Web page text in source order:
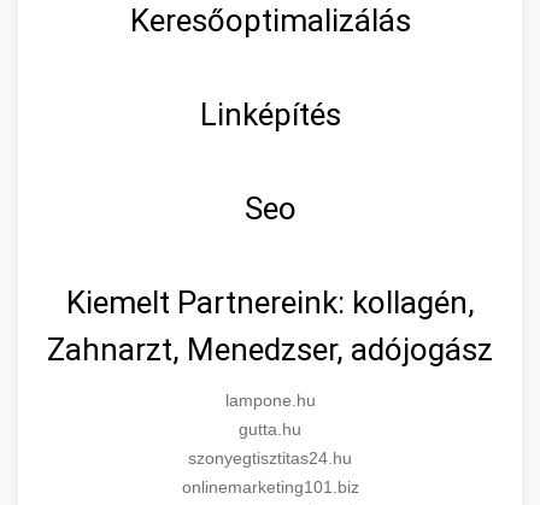
Keresőoptimalizálás
Linképítés
Seo
Kiemelt Partnereink: kollagén,
Zahnarzt, Menedzser, adójogász
lampone.hu
gutta.hu
szonyegtisztitas24.hu
onlinemarketing101.biz